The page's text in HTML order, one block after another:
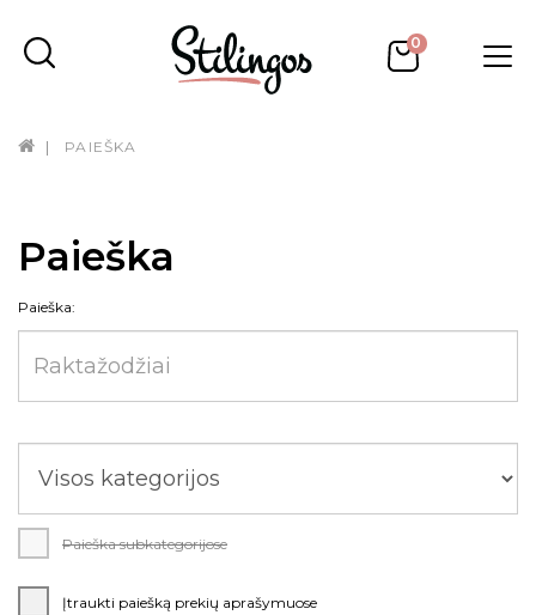
0
PAIEŠKA
Paieška
Paieška:
Paieška subkategorijose
Įtraukti paiešką prekių aprašymuose